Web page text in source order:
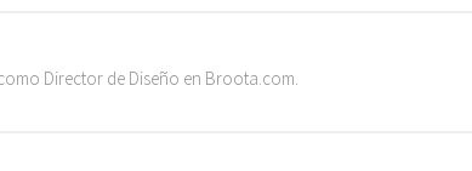
Director de Diseño en Broota.com.